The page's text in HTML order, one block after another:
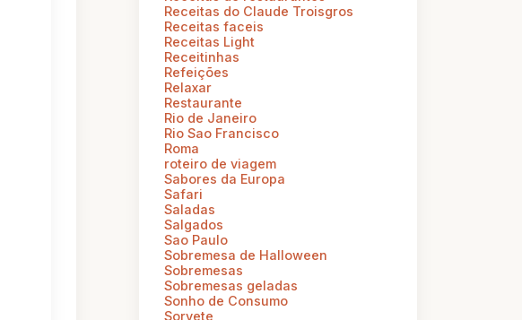
Receitas do Claude Troisgros
Receitas faceis
Receitas Light
Receitinhas
Refeições
Relaxar
Restaurante
Rio de Janeiro
Rio Sao Francisco
Roma
roteiro de viagem
Sabores da Europa
Safari
Saladas
Salgados
Sao Paulo
Sobremesa de Halloween
Sobremesas
Sobremesas geladas
Sonho de Consumo
Sorvete